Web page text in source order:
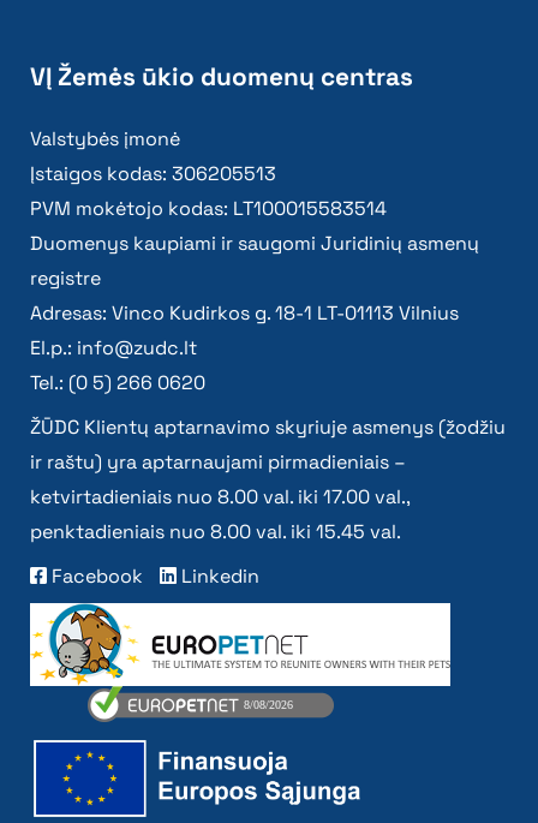
VĮ Žemės ūkio duomenų centras
Valstybės įmonė
Įstaigos kodas: 306205513
PVM mokėtojo kodas: LT100015583514
Duomenys kaupiami ir saugomi Juridinių asmenų
registre
Adresas: Vinco Kudirkos g. 18-1 LT-01113 Vilnius
El.p.: info@zudc.lt
Tel.: (0 5) 266 0620
ŽŪDC Klientų aptarnavimo skyriuje asmenys (žodžiu
ir raštu) yra aptarnaujami pirmadieniais –
ketvirtadieniais nuo 8.00 val. iki 17.00 val.,
penktadieniais nuo 8.00 val. iki 15.45 val.
Facebook
Linkedin